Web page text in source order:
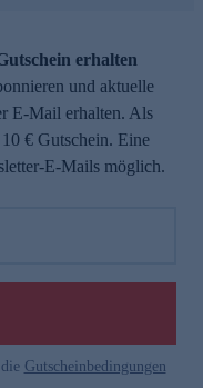
erhalten
und aktuelle
E-Mail erhalten. Als
€ Gutschein. Eine
E-Mails möglich.
Gutscheinbedingungen